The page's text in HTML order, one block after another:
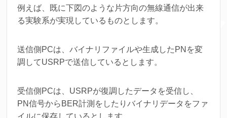
例えば、既に下図のような片方向の無線通信が出来
る実験系が実現しているものとします。
送信側PCは、バイナリファイルや生成したPNを変
調してUSRPで送信しているとします。
受信側PCは、USRPが復調したデータを受信し、
PN信号からBER計測をしたりバイナリデータをファ
イルに保存しているとします。